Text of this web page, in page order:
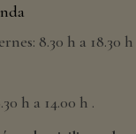
8.30 h a 18.30
h a 14.00 h .